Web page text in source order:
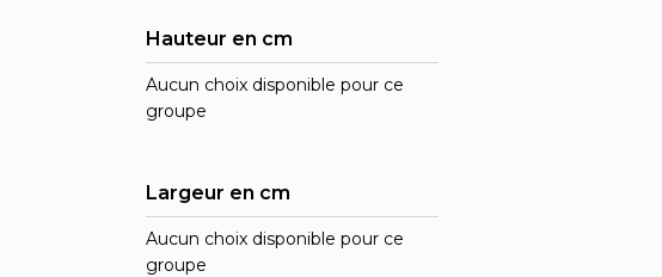
Hauteur en cm
Aucun choix disponible pour ce
groupe
Largeur en cm
Aucun choix disponible pour ce
groupe